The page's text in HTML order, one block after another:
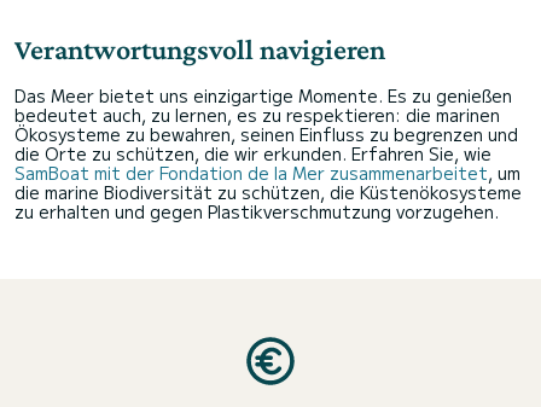
Verantwortungsvoll navigieren
Das Meer bietet uns einzigartige Momente. Es zu genießen
bedeutet auch, zu lernen, es zu respektieren: die marinen
Ökosysteme zu bewahren, seinen Einfluss zu begrenzen und
die Orte zu schützen, die wir erkunden. Erfahren Sie, wie
SamBoat mit der Fondation de la Mer zusammenarbeitet, um
die marine Biodiversität zu schützen, die Küstenökosysteme
zu erhalten und gegen Plastikverschmutzung vorzugehen.